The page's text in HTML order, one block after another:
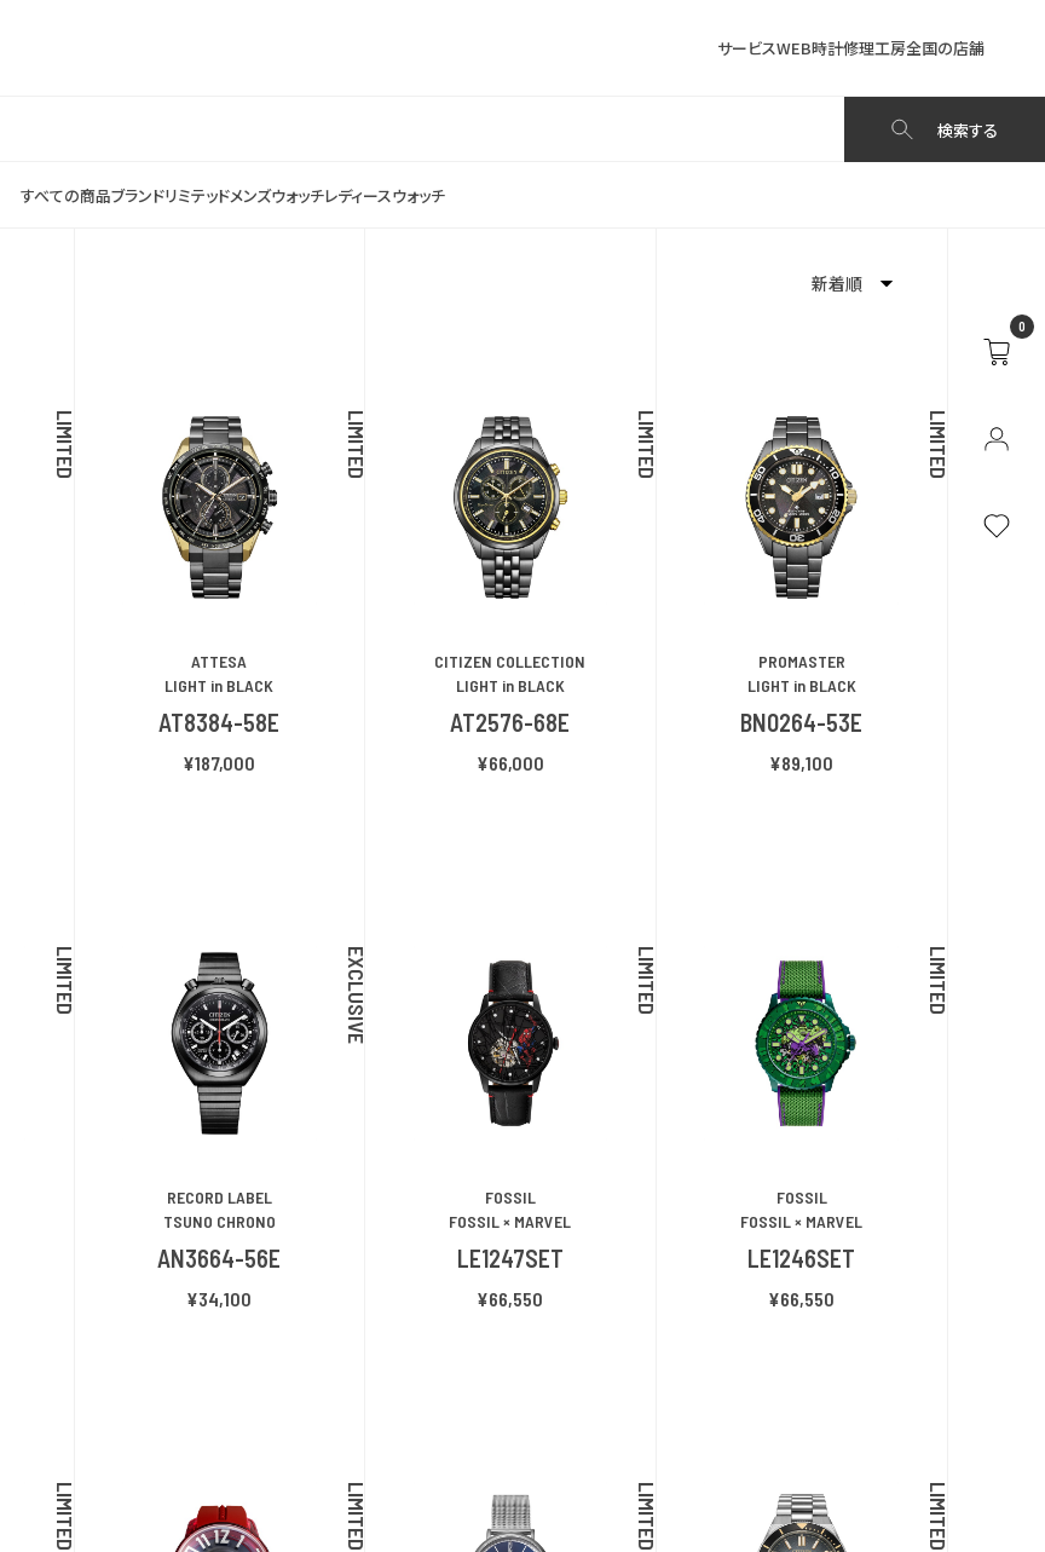
サービスWEB時計修理工房全国の店舗
検索する
すべての商品ブランドリミテッドメンズウォッチレディースウォッチ
0
新着順
価格が安い
価格が高い
お気に入り登録数
LIMITED LIMITED
ATTESA
LIGHT in BLACK
AT8384-58E
¥187,000
LIMITED
CITIZEN COLLECTION
LIGHT in BLACK
AT2576-68E
¥66,000
LIMITED
PROMASTER
LIGHT in BLACK
BN0264-53E
¥89,100
LIMITED EXCLUSIVE
RECORD LABEL
TSUNO CHRONO
AN3664-56E
¥34,100
LIMITED
FOSSIL
FOSSIL × MARVEL
LE1247SET
¥66,550
LIMITED
FOSSIL
FOSSIL × MARVEL
LE1246SET
¥66,550
LIMITED LIMITED LIMITED LIMITED